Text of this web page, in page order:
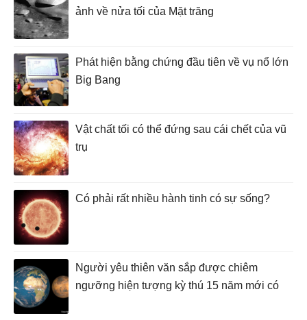
ảnh về nửa tối của Mặt trăng
Phát hiện bằng chứng đầu tiên về vụ nổ lớn
Big Bang
Vật chất tối có thể đứng sau cái chết của vũ
trụ
Có phải rất nhiều hành tinh có sự sống?
Người yêu thiên văn sắp được chiêm
ngưỡng hiện tượng kỳ thú 15 năm mới có